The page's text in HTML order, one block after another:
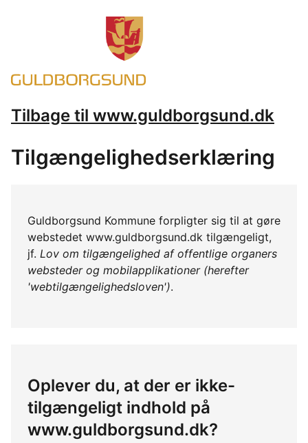
Tilbage til www.guldborgsund.dk
Tilgængelighedserklæring
Guldborgsund Kommune forpligter sig til at gøre
webstedet www.guldborgsund.dk tilgængeligt,
jf. Lov om tilgængelighed af offentlige organers
websteder og mobilapplikationer (herefter
'webtilgængelighedsloven').
Oplever du, at der er ikke-
tilgængeligt indhold på
www.guldborgsund.dk?